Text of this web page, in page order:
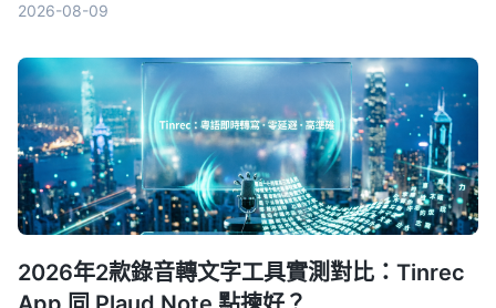
選出最適合且可靠的工具。
2026-08-09
2026年2款錄音轉文字工具實測對比：Tinrec